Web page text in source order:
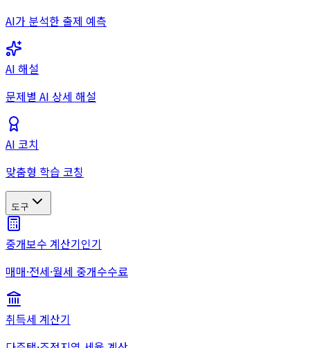
AI가 분석한 출제 예측
AI 해설
문제별 AI 상세 해설
AI 코치
맞춤형 학습 코칭
도구
중개보수 계산기인기
매매·전세·월세 중개수수료
취득세 계산기